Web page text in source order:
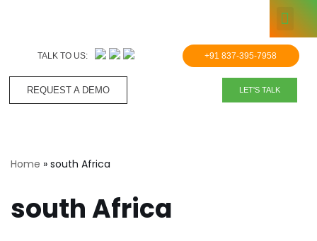
TALK TO US: +91 837-395-7958
REQUEST A DEMO​ LET'S TALK
Home » south Africa
south Africa